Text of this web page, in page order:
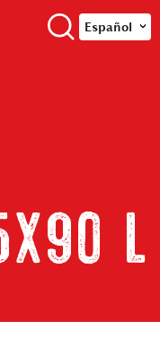
Español
L